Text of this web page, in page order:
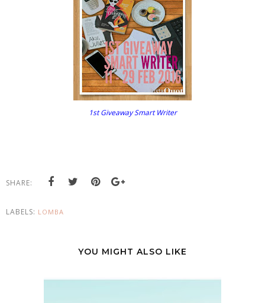
1st Giveaway Smart Writer
SHARE:
LABELS: LOMBA
YOU MIGHT ALSO LIKE